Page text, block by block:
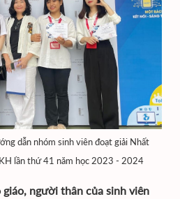
dẫn nhóm sinh viên đoạt giải Nhất
lần thứ 41 năm học 2023 - 2024
người thân của sinh viên